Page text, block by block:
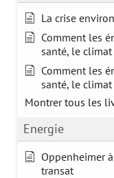
La crise
Comment les
santé, le
Comment les
santé, le
Montrer tous les
Energie
Oppenheimer
transat